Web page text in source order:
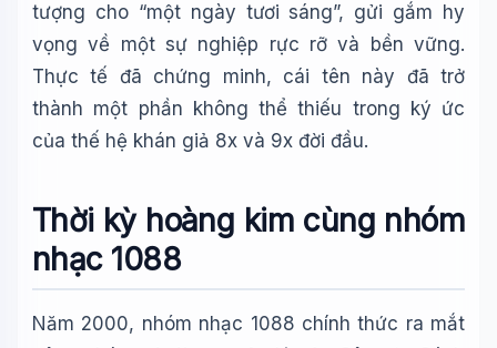
tượng cho “một ngày tươi sáng”, gửi gắm hy
vọng về một sự nghiệp rực rỡ và bền vững.
Thực tế đã chứng minh, cái tên này đã trở
thành một phần không thể thiếu trong ký ức
của thế hệ khán giả 8x và 9x đời đầu.
Thời kỳ hoàng kim cùng nhóm
nhạc 1088
Năm 2000, nhóm nhạc 1088 chính thức ra mắt